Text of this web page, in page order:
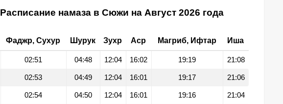
Расписание намаза в Сюжи на Август 2026 года
Фаджр, Сухур Шурук Зухр Аср Магриб, Ифтар Иша
02:51 04:48 12:04 16:02 19:19 21:08
02:53 04:49 12:04 16:01 19:17 21:06
02:54 04:50 12:04 16:01 19:16 21:04